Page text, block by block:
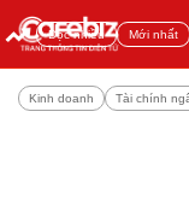
Đọc nhiều Mới nhất
Kinh doanh Tài chính